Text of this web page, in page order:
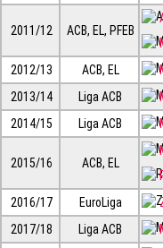
2011/12 ACB, EL, PFEB
2012/13 ACB, EL
2013/14
Liga ACB
2014/15
Liga ACB
2015/16 ACB, EL
2016/17 EuroLiga
2017/18
Liga ACB